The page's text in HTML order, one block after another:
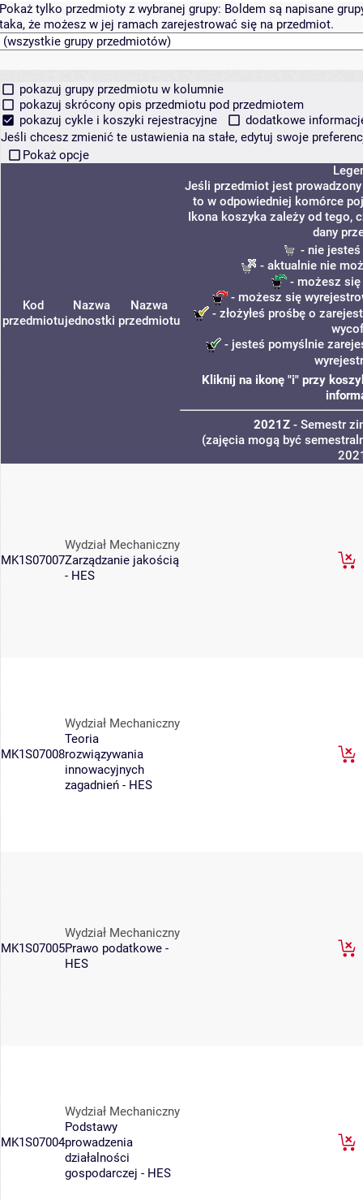
Pokaż tylko przedmioty z wybranej grupy: Boldem są napisane
taka, że możesz w jej ramach zarejestrować się na przedmiot.
pokazuj grupy przedmiotu w kolumnie
pokazuj skrócony opis przedmiotu pod przedmiotem
pokazuj cykle i koszyki rejestracyjne
dodatkowe
Jeśli chcesz zmienić te ustawienia na stałe, edytuj swoje
Pokaż opcje
Kod
przedmiotu
Nazwa
jednostki
Nazwa
przedmiotu
Jeśli przedmiot jest
to w odpowiedniej komórce
Ikona koszyka zależy od tego,
dany
- nie
- aktualnie nie
- możesz się
- możesz się
- złożyłeś prośbę o
- jesteś pomyślnie
Kliknij na ikonę "i" przy
2021Z - Semestr
(zajęcia mogą być
MK1S07007
Wydział Mechaniczny
Zarządzanie jakością
- HES
MK1S07008
Wydział Mechaniczny
Teoria
rozwiązywania
innowacyjnych
zagadnień - HES
MK1S07005
Wydział Mechaniczny
Prawo podatkowe -
HES
MK1S07004
Wydział Mechaniczny
Podstawy
prowadzenia
działalności
gospodarczej - HES